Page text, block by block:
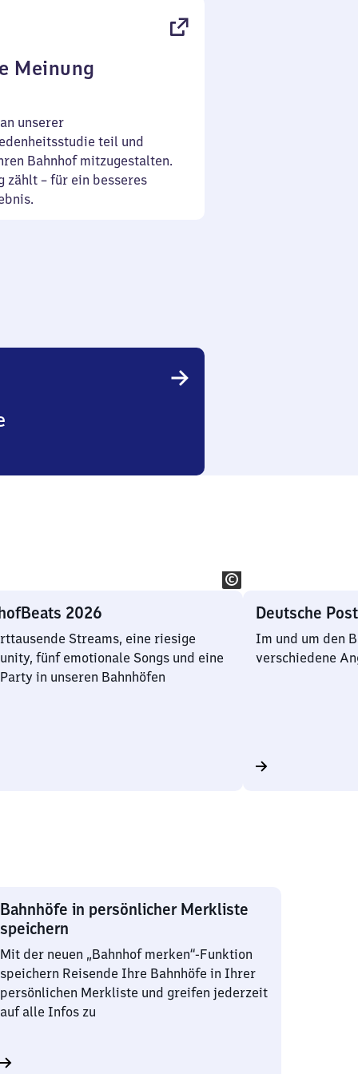
Meinung
unserer
teil und
Bahnhof mitzugestalten.
zählt – für ein besseres
2026
Streams, eine riesige
fünf emotionale Songs und eine
in unseren Bahnhöfen
Deutsche
Im und um den
verschiedene
Bahnhöfe in persönlicher Merkliste
speichern
Mit der neuen „Bahnhof merken“-Funktion
speichern Reisende Ihre Bahnhöfe in Ihrer
persönlichen Merkliste und greifen jederzeit
auf alle Infos zu